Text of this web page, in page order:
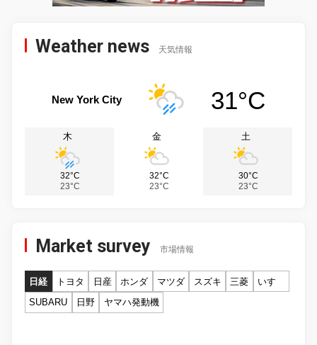
Weather news 天気情報
New York City 31°C
木
32°C
23°C
金
32°C
23°C
土
30°C
23°C
Market survey 市場情報
日経 トヨタ 日産 ホンダ マツダ スズキ 三菱
いすゞ
SUBARU
日野 ヤマハ発動機